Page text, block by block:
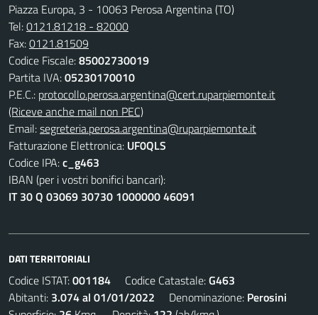
Piazza Europa, 3 - 10063 Perosa Argentina (TO)
Tel:0121.81218 - 82000
Fax:0121.81509
Codice Fiscale:85002730019
Partita IVA:05230170010
P.E.C.: protocollo.perosa.argentina@cert.ruparpiemonte.it
(Riceve anche mail non PEC)
Email:segreteria.perosa.argentina@ruparpiemonte.it
Fatturazione Elettronica: UF0QLS
Codice IPA:c_g463
IBAN (per i vostri bonifici bancari):
IT 30 Q 03069 30730 1000000 46091
DATI TERRITORIALI
Codice ISTAT:001184 Codice Catastale:G463
Abitanti: 3.074 al 01/01/2022 Denominazione: Perosini